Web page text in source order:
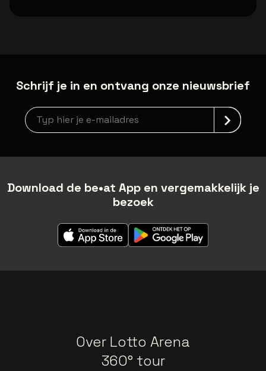
Schrijf je in en ontvang onze nieuwsbrief
Nieuwsbrief aanmelding
Download de be•at App en vergemakkelijk je
bezoek
Over Lotto Arena
360° tour